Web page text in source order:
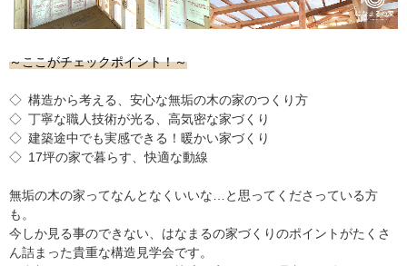
～ここがチェックポイント！～
◇ 構造から考える、安心な無垢の木の家のつくり方
◇ 丁寧な職人技術が光る、高気密な家づくり
◇ 建築途中でも実感できる！暖かい家づくり
◇ 17坪の家で暮らす、快適な動線
無垢の木の家ってなんとなくいいな…と思ってくださっている方
も。
今しか見る事のできない、はなまるの家づくりのポイントがたくさ
ん詰まった貴重な構造見学会です。